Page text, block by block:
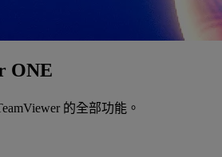
ONE
的全部功能。